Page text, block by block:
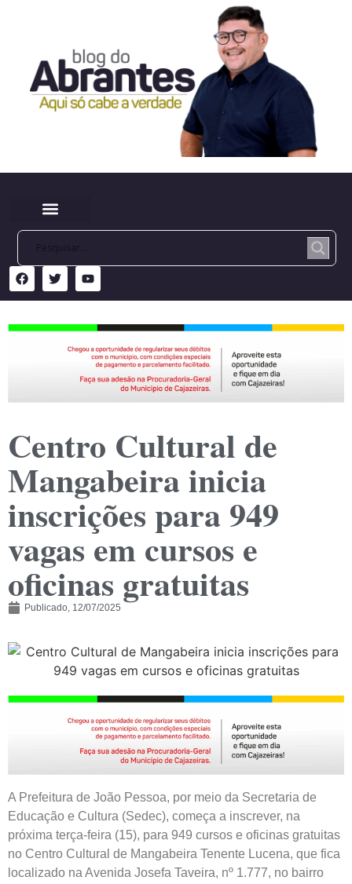
Centro Cultural de
Mangabeira inicia
inscrições para 949
vagas em cursos e
oficinas gratuitas
Publicado, 12/07/2025
A Prefeitura de João Pessoa, por meio da Secretaria de
Educação e Cultura (Sedec), começa a inscrever, na
próxima terça-feira (15), para 949 cursos e oficinas gratuitas
no Centro Cultural de Mangabeira Tenente Lucena, que fica
localizado na Avenida Josefa Taveira, nº 1.777, no bairro